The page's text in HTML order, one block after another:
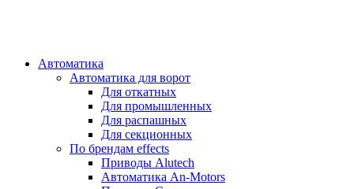
Автоматика
Автоматика для ворот
Для откатных
Для промышленных
Для распашных
Для секционных
По брендам effects
Приводы Alutech
Автоматика An-Motors